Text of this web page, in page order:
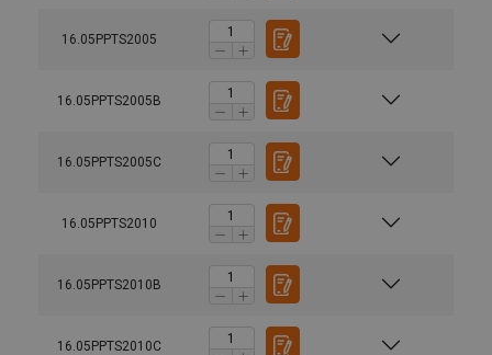
16.05PPTS2005
16.05PPTS2005B
16.05PPTS2005C
16.05PPTS2010
16.05PPTS2010B
16.05PPTS2010C